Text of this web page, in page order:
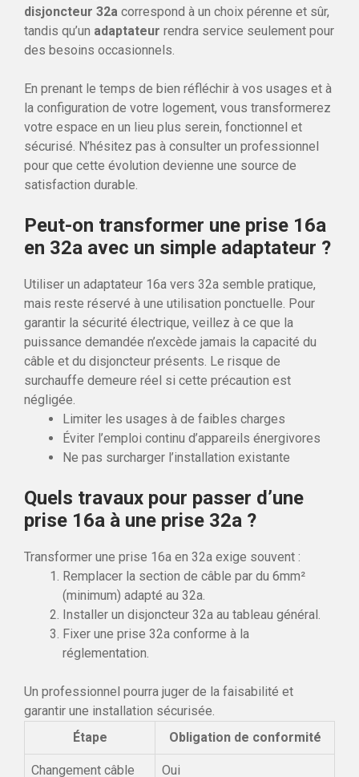
disjoncteur 32a correspond à un choix pérenne et sûr,
tandis qu’un adaptateur rendra service seulement pour
des besoins occasionnels.
En prenant le temps de bien réfléchir à vos usages et à
la configuration de votre logement, vous transformerez
votre espace en un lieu plus serein, fonctionnel et
sécurisé. N’hésitez pas à consulter un professionnel
pour que cette évolution devienne une source de
satisfaction durable.
Peut-on transformer une prise 16a
en 32a avec un simple adaptateur ?
Utiliser un adaptateur 16a vers 32a semble pratique,
mais reste réservé à une utilisation ponctuelle. Pour
garantir la sécurité électrique, veillez à ce que la
puissance demandée n’excède jamais la capacité du
câble et du disjoncteur présents. Le risque de
surchauffe demeure réel si cette précaution est
négligée.
Limiter les usages à de faibles charges
Éviter l’emploi continu d’appareils énergivores
Ne pas surcharger l’installation existante
Quels travaux pour passer d’une
prise 16a à une prise 32a ?
Transformer une prise 16a en 32a exige souvent :
Remplacer la section de câble par du 6mm²
(minimum) adapté au 32a.
Installer un disjoncteur 32a au tableau général.
Fixer une prise 32a conforme à la
réglementation.
Un professionnel pourra juger de la faisabilité et
garantir une installation sécurisée.
Étape
Obligation de conformité
Changement câble Oui